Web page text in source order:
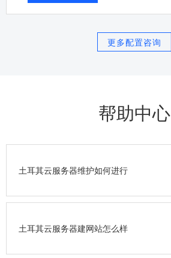
更多配置咨询
帮助中心
土耳其云服务器维护如何进行
土耳其云服务器建网站怎么样